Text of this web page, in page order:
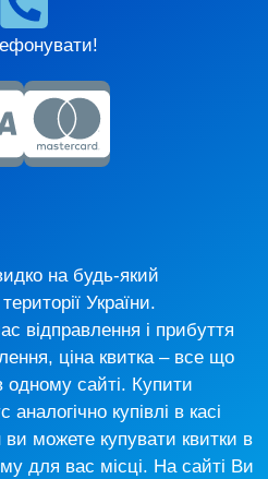
на будь-який
України.
відправлення і прибуття
ціна квитка – все що
одному сайті. Купити
купівлі в касі
можете купувати квитки в
для вас місці. На сайті Ви